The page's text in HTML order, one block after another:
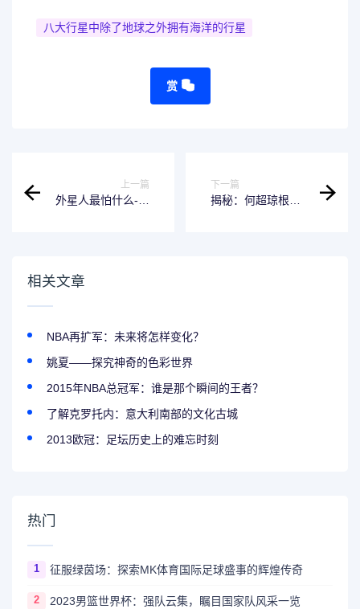
八大行星中除了地球之外拥有海洋的行星
赏
上一篇
外星人最怕什么-解
下一篇
揭秘：何超琼根本
相关文章
NBA再扩军：未来将怎样变化？
姚夏——探究神奇的色彩世界
2015年NBA总冠军：谁是那个瞬间的王者？
了解克罗托内：意大利南部的文化古城
2013欧冠：足坛历史上的难忘时刻
热门
1 征服绿茵场：探索MK体育国际足球盛事的辉煌传奇
2 2023男篮世界杯：强队云集，瞩目国家队风采一览